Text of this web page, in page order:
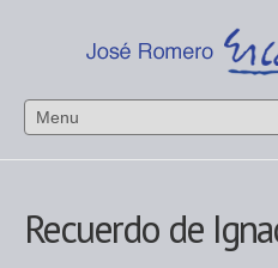
Recuerdo de